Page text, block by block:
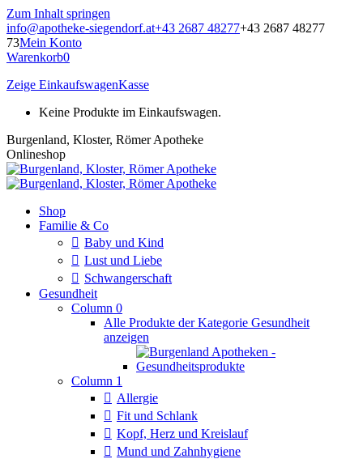
Zum Inhalt springen
info@apotheke-siegendorf.at+43 2687 48277+43 2687 48277
73Mein Konto
Warenkorb0
Zeige EinkaufswagenKasse
Keine Produkte im Einkaufswagen.
Burgenland, Kloster, Römer Apotheke
Onlineshop
Shop
Familie & Co
Baby und Kind
Lust und Liebe
Schwangerschaft
Gesundheit
Column 0
Alle Produkte der Kategorie Gesundheit
anzeigen
Column 1
Allergie
Fit und Schlank
Kopf, Herz und Kreislauf
Mund und Zahnhygiene